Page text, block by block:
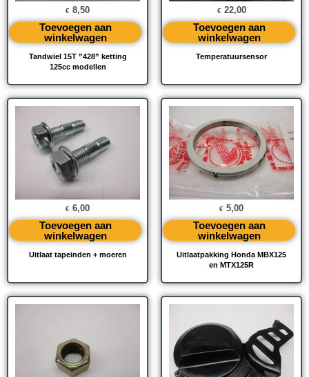
Tandwiel 15T ”428” ketting
125cc modellen
€ 8,50
Toevoegen aan
winkelwagen
Temperatuursensor
€ 22,00
Toevoegen aan
winkelwagen
Uitlaat tapeinden + moeren
€ 6,00
Toevoegen aan
winkelwagen
Uitlaatpakking Honda MBX125
en MTX125R
€ 5,00
Toevoegen aan
winkelwagen